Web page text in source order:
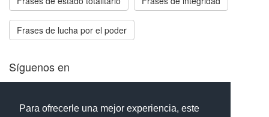
Para ofrecerle una mejor experiencia, este
Frases de lucha por el poder
Síguenos en